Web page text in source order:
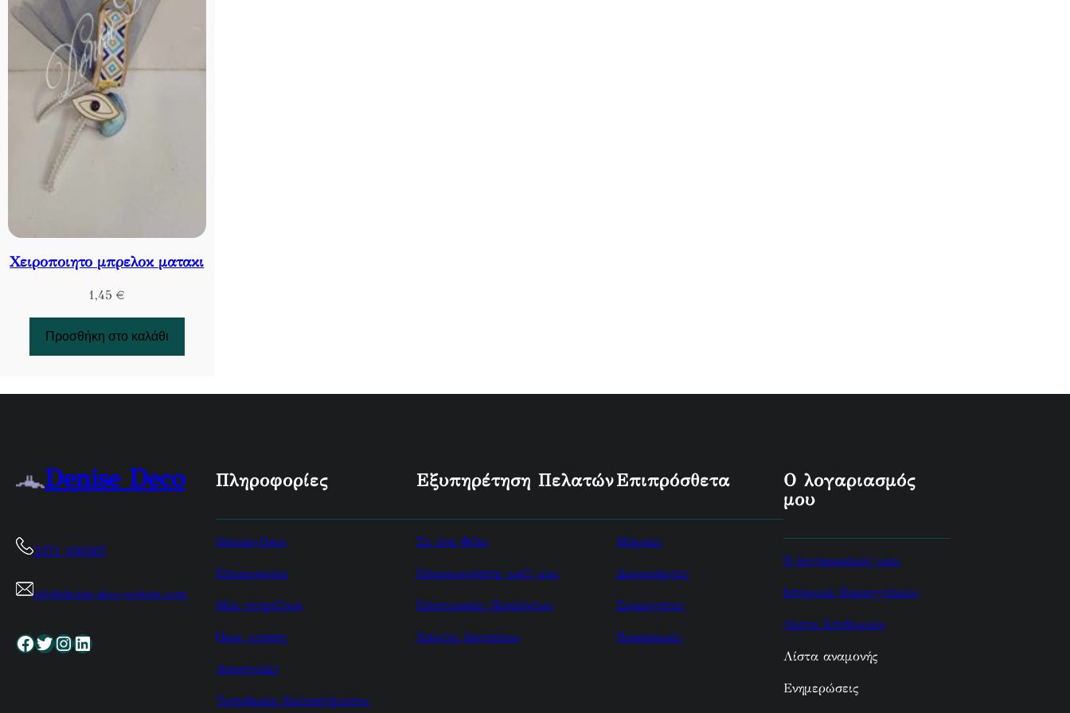
Χειροποιητο μπρελοκ ματακι
1,45 €
Προσθήκη στο καλάθι
Denise Deco
2271 100307
info@denise-deco-website.com
Facebook Twitter InstagramLinkedin
Πληροφορίες
Denise-Deco
Επικοινωνία
Μας στηρίζουν
Όροι χρήσης
Αποστολές
Τοποθεσία Καταστήματος
Εξυπηρέτηση Πελατών
Σε ένα Φίλο
Επικοινωνήστε μαζί μας
Επιστροφές Προϊόντων
Χάρτης Ισοτόπου
Επιπρόσθετα
Μάρκες
Δωροκάρτες
Συνεργάτες
Προσφορές
Ο λογαριασμός
μου
Ο λογαριασμός μου
Ιστορικό Παραγγελιών
Λίστα Επιθυμιών
Λίστα αναμονής
Ενημερώσεις